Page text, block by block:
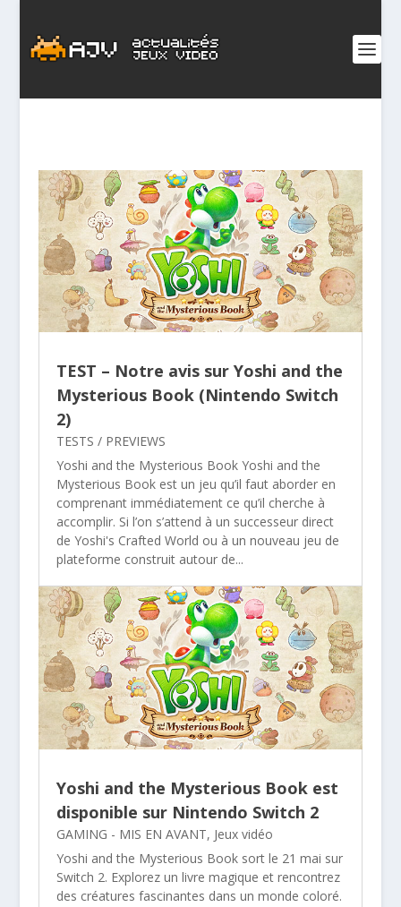
TEST – Notre avis sur Yoshi and the
Mysterious Book (Nintendo Switch
2)
TESTS / PREVIEWS
Yoshi and the Mysterious Book Yoshi and the
Mysterious Book est un jeu qu’il faut aborder en
comprenant immédiatement ce qu’il cherche à
accomplir. Si l’on s’attend à un successeur direct
de Yoshi's Crafted World ou à un nouveau jeu de
plateforme construit autour de...
Yoshi and the Mysterious Book est
disponible sur Nintendo Switch 2
GAMING - MIS EN AVANT, Jeux vidéo
Yoshi and the Mysterious Book sort le 21 mai sur
Switch 2. Explorez un livre magique et rencontrez
des créatures fascinantes dans un monde coloré.